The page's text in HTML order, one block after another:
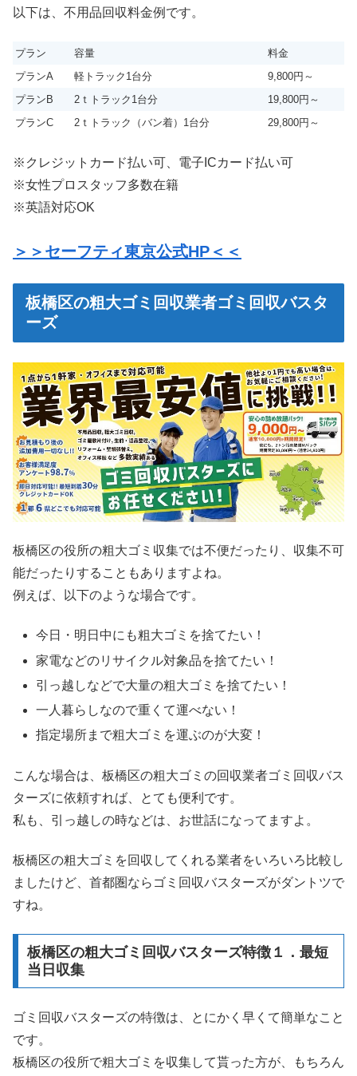
以下は、不用品回収料金例です。
プラン 容量
料金
プランA
軽トラック1台分
9,800円～
プランB
2ｔトラック1台分
19,800円～
プランC
2ｔトラック（バン着）1台分 29,800円～
※クレジットカード払い可、電子ICカード払い可
※女性プロスタッフ多数在籍
※英語対応OK
＞＞セーフティ東京公式HP＜＜
板橋区の粗大ゴミ回収業者ゴミ回収バスタ
ーズ
板橋区の役所の粗大ゴミ収集では不便だったり、収集不可
能だったりすることもありますよね。
例えば、以下のような場合です。
今日・明日中にも粗大ゴミを捨てたい！
家電などのリサイクル対象品を捨てたい！
引っ越しなどで大量の粗大ゴミを捨てたい！
一人暮らしなので重くて運べない！
指定場所まで粗大ゴミを運ぶのが大変！
こんな場合は、板橋区の粗大ゴミの回収業者ゴミ回収バス
ターズに依頼すれば、とても便利です。
私も、引っ越しの時などは、お世話になってますよ。
板橋区の粗大ゴミを回収してくれる業者をいろいろ比較し
ましたけど、首都圏ならゴミ回収バスターズがダントツで
すね。
板橋区の粗大ゴミ回収バスターズ特徴１．最短
当日収集
ゴミ回収バスターズの特徴は、とにかく早くて簡単なこと
です。
板橋区の役所で粗大ゴミを収集して貰った方が、もちろん